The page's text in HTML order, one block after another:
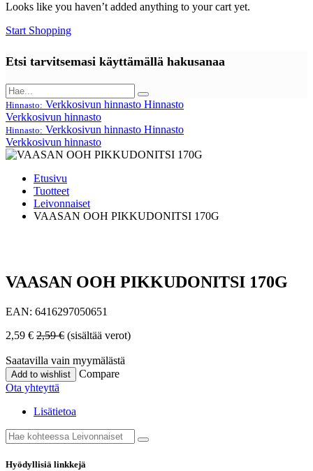
Looks like you haven’t added anything to your cart yet.
Start Shopping
Etsi tarvitsemasi käyttämällä hakusanaa
Hinnasto: Verkkosivun hinnasto Hinnasto
Verkkosivun hinnasto
Hinnasto: Verkkosivun hinnasto Hinnasto
Verkkosivun hinnasto
Etusivu
Tuotteet
Leivonnaiset
VAASAN OOH PIKKUDONITSI 170G
VAASAN OOH PIKKUDONITSI 170G
EAN: 6416297050651
2,59 € 2,59€ (sisältää verot)
Saatavilla vain myymälästä
Add to wishlist
Compare
Ota yhteyttä
Lisätietoa
Hyödyllisiä linkkejä